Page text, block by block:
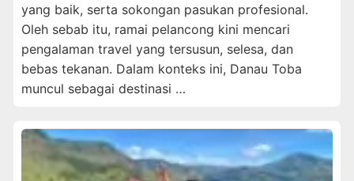
yang baik, serta sokongan pasukan profesional.
Oleh sebab itu, ramai pelancong kini mencari
pengalaman travel yang tersusun, selesa, dan
bebas tekanan. Dalam konteks ini, Danau Toba
muncul sebagai destinasi …